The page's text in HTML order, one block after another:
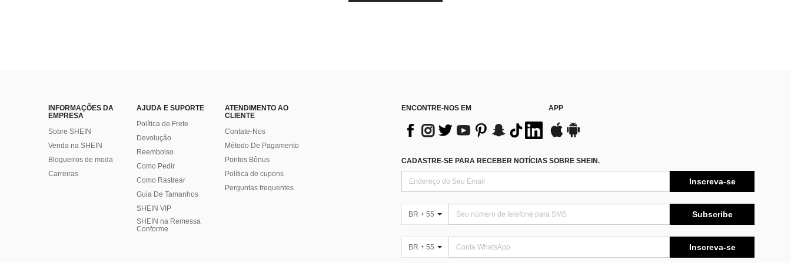
INFORMAÇÕES DA
EMPRESA
Sobre SHEIN
Venda na SHEIN
Blogueiros de moda
Carreiras
AJUDA E SUPORTE
Política de Frete
Devolução
Reembolso
Como Pedir
Como Rastrear
Guia De Tamanhos
SHEIN VIP
SHEIN na Remessa
Conforme
ATENDIMENTO AO
CLIENTE
Contate-Nos
Método De Pagamento
Pontos Bônus
Política de cupons
Perguntas frequentes
ENCONTRE-NOS EM APP
CADASTRE-SE PARA RECEBER NOTÍCIAS SOBRE SHEIN.
Inscreva-se
BR + 55 Subscribe
BR + 55 Inscreva-se